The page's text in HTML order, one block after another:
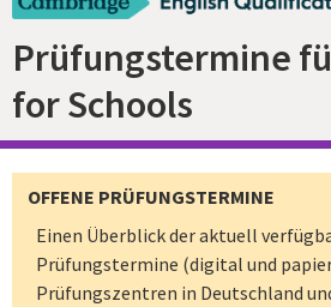
Prüfungstermine
for Schools
OFFENE PRÜFUNGSTERMINE
Einen Überblick der aktuell
Prüfungstermine (digital und
Prüfungszentren in Deutschland